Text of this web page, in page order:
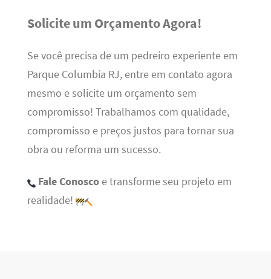
Solicite um Orçamento Agora!
Se você precisa de um pedreiro experiente em
Parque Columbia RJ, entre em contato agora
mesmo e solicite um orçamento sem
compromisso! Trabalhamos com qualidade,
compromisso e preços justos para tornar sua
obra ou reforma um sucesso.
Fale Conoscoe transforme seu projeto em
realidade!